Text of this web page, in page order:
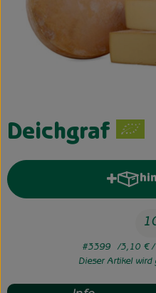
Unsere Hofkiste
Über uns
Deichgraf
#3399 3,10 €/
Dieser Artikel wird